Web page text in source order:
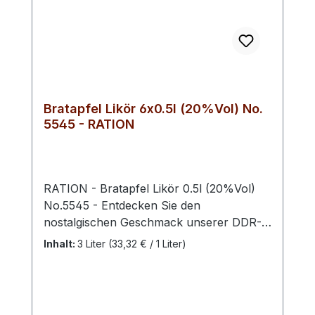
offenbart die perfekte Kombination aus
ausgewählten Mecklenburger
Kräutern.Farbton: bernstein
Bratapfel Likör 6x0.5l (20%Vol) No.
5545 - RATION
RATION - Bratapfel Likör 0.5l (20%Vol)
No.5545 - Entdecken Sie den
nostalgischen Geschmack unserer DDR-
inspirierten Bratapfellikörs! Unser
Inhalt: 3 Liter (33,32 € / 1 Liter)